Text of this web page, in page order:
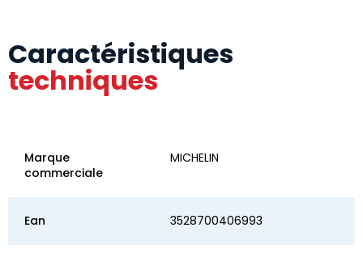
Caractéristiques
techniques
Marque
commerciale
MICHELIN
Ean 3528700406993